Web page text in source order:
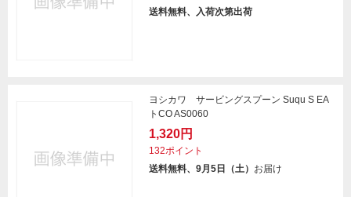
送料無料、入荷次第出荷
ヨシカワ サービングスプーン Suqu S EA
トCO AS0060
1,320円
132ポイント
送料無料、9月5日（土） お届け